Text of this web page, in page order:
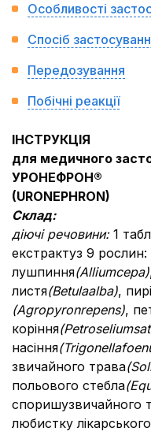
Особливості
Спосіб
Передозування
Побічні реакції
ІНСТРУКЦІЯ
для медичного
УРОНЕФРОН®
(URONEPHRON)
Склад:
діючі речовини: 1
екстрактуз 9 рослин:
лушпиння(Аlliumcepa)
листя(Betulaalba),
(Agropyronrepens),
коріння(Petroselium
насіння(Trigonella
звичайного трава(
польового стебла(
споришузвичайного
любистку